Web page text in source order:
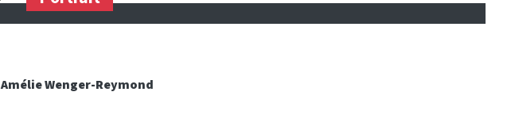
Amélie Wenger-Reymond